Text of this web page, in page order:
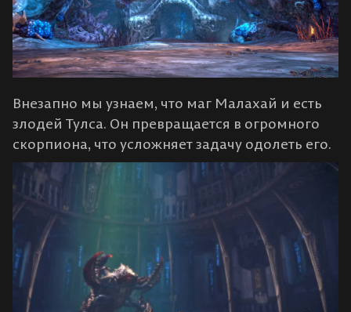
Внезапно мы узнаем, что маг Малахай и есть
злодей Тулса. Он превращается в огромного
скорпиона, что усложняет задачу одолеть его.